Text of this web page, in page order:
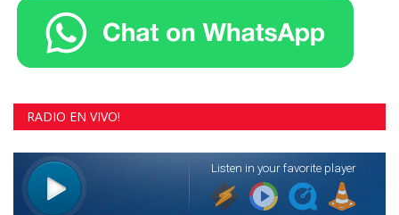
RADIO EN VIVO!